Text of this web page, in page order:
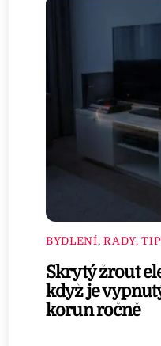
BYDLENÍ,RADY,
Skrytý žrout
když je
korun ročně